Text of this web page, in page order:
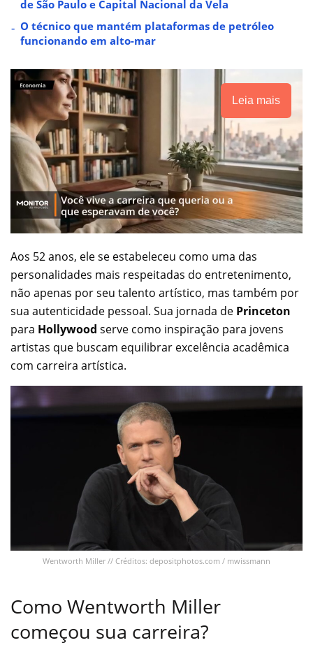
de São Paulo e Capital Nacional da Vela
O técnico que mantém plataformas de petróleo
funcionando em alto-mar
Leia mais
Aos 52 anos, ele se estabeleceu como uma das
personalidades mais respeitadas do entretenimento,
não apenas por seu talento artístico, mas também por
sua autenticidade pessoal. Sua jornada de Princeton
para Hollywood serve como inspiração para jovens
artistas que buscam equilibrar excelência acadêmica
com carreira artística.
Wentworth Miller // Créditos: depositphotos.com / mwissmann
Como Wentworth Miller
começou sua carreira?